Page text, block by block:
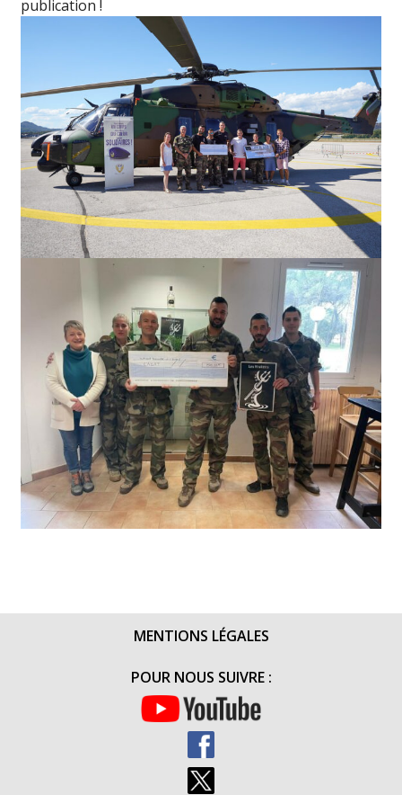
publication !
MENTIONS LÉGALES
POUR NOUS SUIVRE :